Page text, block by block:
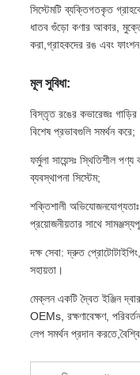
সিস্টেমটি ব্যক্তিগতকৃত
ধাতব গুঁড়ো কণার আকার,
করা,গ্রাহকদের রঙ এবং
মূল সুবিধা:
বিস্তৃত রঙের কভারেজঃ
বিশেষ প্রভাবগুলি সমর্থন করে;
ফর্মুলা সায়েন্সঃ স্থিতিশীল
ব্যবস্থাপনা সিস্টেম;
শক্তিশালী অভিযোজনযোগ্যতাঃ
প্রয়োজনীয়তার সাথে
দক্ষ সেবা: দ্রুত
সহায়তা।
মেক্লন একটি দ্বৈত ইঞ্জিন
OEMs, রক্ষণাবেক্ষণ,
লেপ সমর্থন প্রদান